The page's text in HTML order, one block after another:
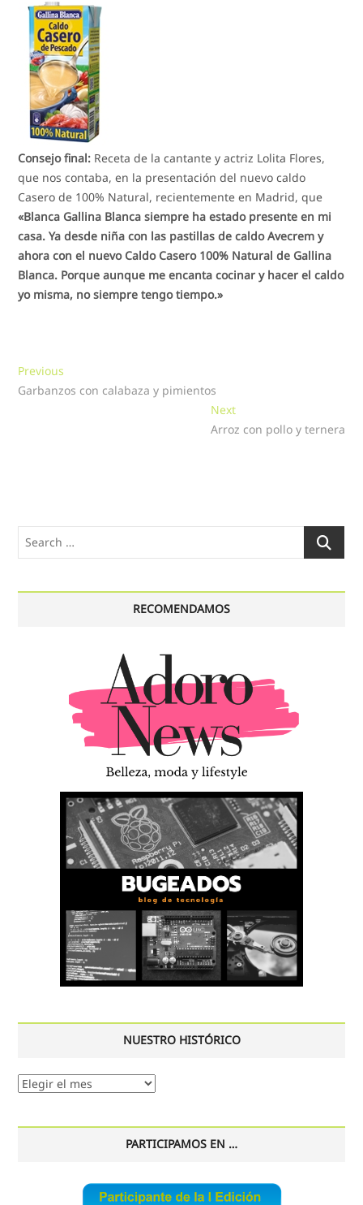
Consejo final: Receta de la cantante y actriz Lolita Flores,
que nos contaba, en la presentación del nuevo caldo
Casero de 100% Natural, recientemente en Madrid, que
«Blanca Gallina Blanca siempre ha estado presente en mi
casa. Ya desde niña con las pastillas de caldo Avecrem y
ahora con el nuevo Caldo Casero 100% Natural de Gallina
Blanca. Porque aunque me encanta cocinar y hacer el caldo
yo misma, no siempre tengo tiempo.»
Navegación
de
Previous
post:
Garbanzos con calabaza y pimientos
NextNext
post:
Arroz con pollo y ternera
Search
RECOMENDAMOS
NUESTRO HISTÓRICO
Nuestro
PARTICIPAMOS EN …